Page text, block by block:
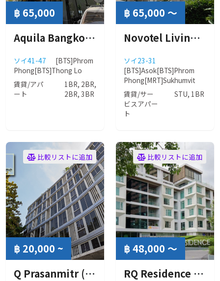
฿ 65,000
Aquila Bangkok Hotel & Residence (アクィラ バンコク レジデンス)
ソイ41-47
[BTS]Phrom
Phong[BTS]Thong Lo
賃貸/アパ
ート
1BR, 2BR,
2BR, 3BR
฿ 65,000 ～
Novotel Living Bangkok Sukhumvit Legacy( ノボテル リビング バンコク レガシー ）
ソイ23-31
[BTS]Asok[BTS]Phrom
Phong[MRT]Sukhumvit
賃貸/サー
ビスアパー
ト
STU, 1BR
比較リストに追加
฿ 20,000 ~
Q Prasanmitr (キュー プラサミット)
比較リストに追加
฿ 48,000 ～
RQ Residence ( RQレジデンス )